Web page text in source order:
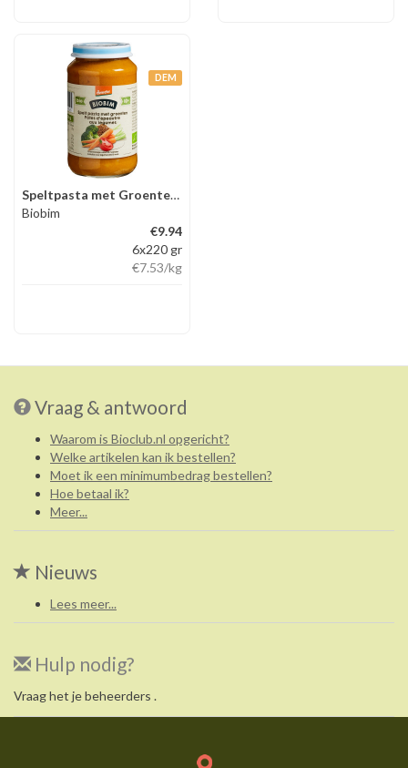
DEM
Speltpasta met Groenten 10+mnd
Biobim
€9.94
6x220 gr
€7.53/kg
Vraag & antwoord
Waarom is Bioclub.nl opgericht?
Welke artikelen kan ik bestellen?
Moet ik een minimumbedrag bestellen?
Hoe betaal ik?
Meer...
Nieuws
Lees meer...
Hulp nodig?
Vraag het je beheerders .